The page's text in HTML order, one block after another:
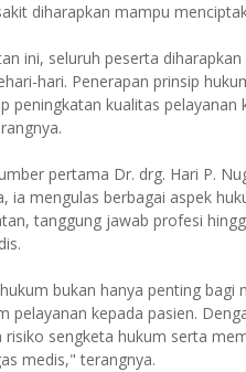
diharapkan mampu
ini, seluruh peserta
hari. Penerapan prinsip
peningkatan kualitas
pertama Dr. drg. Hari P.
ia mengulas berbagai aspek
tanggung jawab profesi
bukan hanya penting
pelayanan kepada pasien.
sengketa hukum serta
medis," terangnya.